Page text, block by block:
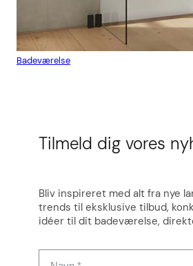
Badeværelse
Tilmeld dig vores
Bliv inspireret med alt fra nye
trends til eksklusive tilbud,
idéer til dit badeværelse,